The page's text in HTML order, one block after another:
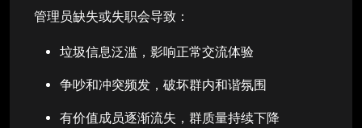
管理员缺失或失职会导致：
垃圾信息泛滥，影响正常交流体验
争吵和冲突频发，破坏群内和谐氛围
有价值成员逐渐流失，群质量持续下降